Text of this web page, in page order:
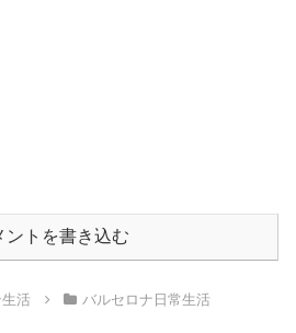
ントを書き込む
活 バルセロナ日常生活